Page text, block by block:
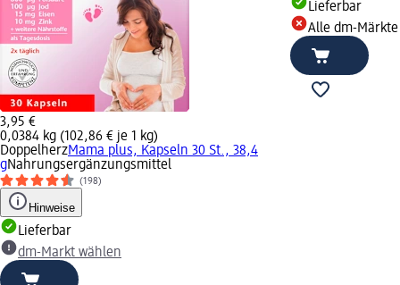
3,95 €
0,0384 kg (102,86 € je 1 kg)
DoppelherzMama plus, Kapseln 30 St., 38,4
gNahrungsergänzungsmittel
(198)
Hinweise
Lieferbar
dm-Markt wählen
Lieferbar
Alle dm-Märkte